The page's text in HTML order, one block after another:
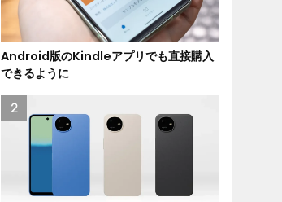
Android版のKindleアプリでも直接購入
できるように